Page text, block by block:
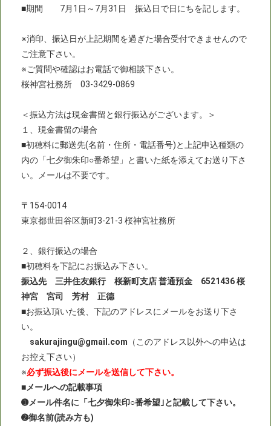
■期間 7月1日～7月31日 振込日で日にちを記します。
※消印、振込日が上記期間を過ぎた場合受付できませんので
ご注意下さい。
※ご質問や確認はお電話で御相談下さい。
桜神宮社務所 03-3429-0869
＜振込方法は現金書留と銀行振込がございます。＞
１、現金書留の場合
■初穂料に郵送先(名前・住所・電話番号)と上記申込種類の
内の「七夕御朱印○番希望」と書いた紙を添えてお送り下さ
い。メールは不要です。
〒154-0014
東京都世田谷区新町3-21-3 桜神宮社務所
２、銀行振込の場合
■初穂料を下記にお振込み下さい。
振込先 三井住友銀行 桜新町支店 普通預金 6521436 桜
神宮 宮司 芳村 正德
■お振込頂いた後、下記のアドレスにメールをお送り下さ
い。
sakurajingu@gmail.com （このアドレス以外への申込は
お控え下さい）
※必ず振込後にメールを送信して下さい。
■メールへの記載事項
➊メール件名に「七夕御朱印○番希望｣と記載して下さい。
➋御名前(読み方も)